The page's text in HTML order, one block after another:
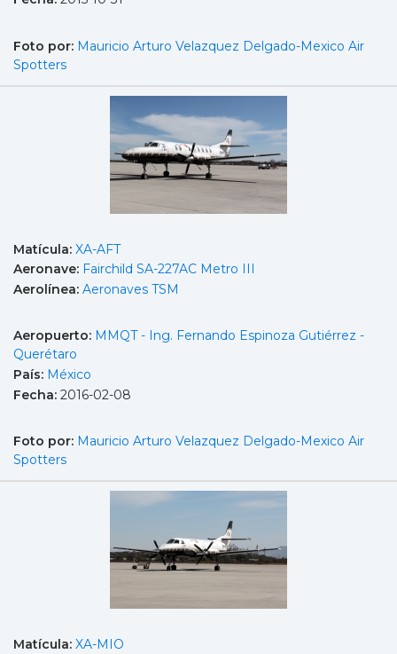
Foto por: Mauricio Arturo Velazquez Delgado-Mexico Air
Spotters
Matícula: XA-AFT
Aeronave: Fairchild SA-227AC Metro III
Aerolínea: Aeronaves TSM
Aeropuerto: MMQT - Ing. Fernando Espinoza Gutiérrez -
Querétaro
País: México
Fecha: 2016-02-08
Foto por: Mauricio Arturo Velazquez Delgado-Mexico Air
Spotters
Matícula: XA-MIO